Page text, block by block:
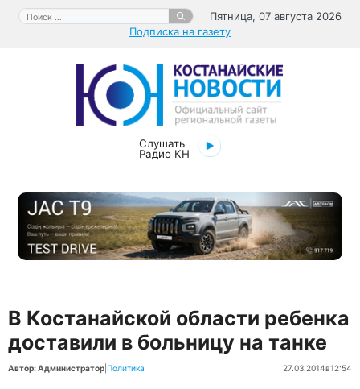
Перейти
содержимому
Поиск:
Пятница, 07 августа 2026
Подписка на газету
Слушать
Радио КН
В Костанайской области ребенка
доставили в больницу на танке
Автор: Администратор Политика 27.03.2014в12:54